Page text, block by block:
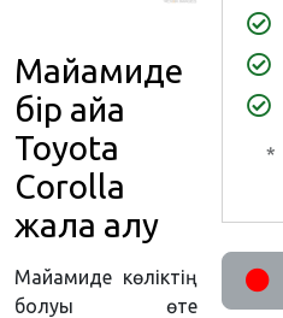
*
Майамиде
бір айға
Toyota
Corolla
жалға алу
Майамиде көліктің
болуы өте